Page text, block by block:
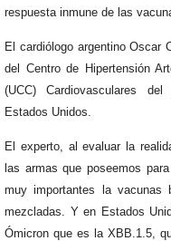
respuesta inmune de las
El cardiólogo argentino Oscar
del Centro de Hipertensión
(UCC) Cardiovasculares del
Estados Unidos.
El experto, al evaluar la
las armas que poseemos
muy importantes la vacunas
mezcladas. Y en Estados
Ómicron que es la XBB.1.5,